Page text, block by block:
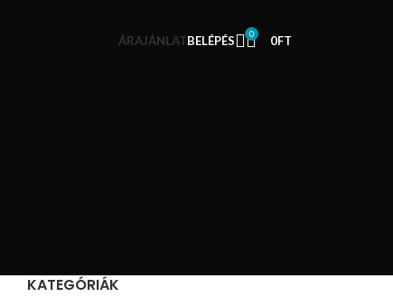
ÁRAJÁNLATBELÉPÉS 0 0FT
KATEGÓRIÁK